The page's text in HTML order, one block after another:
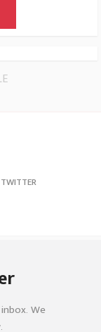
TWITTER
We